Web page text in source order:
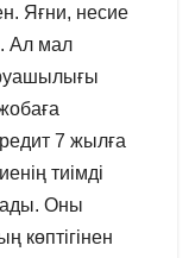
Яғни, несие
Ал мал
7 жылға
тиімді
Оны
көптігінен